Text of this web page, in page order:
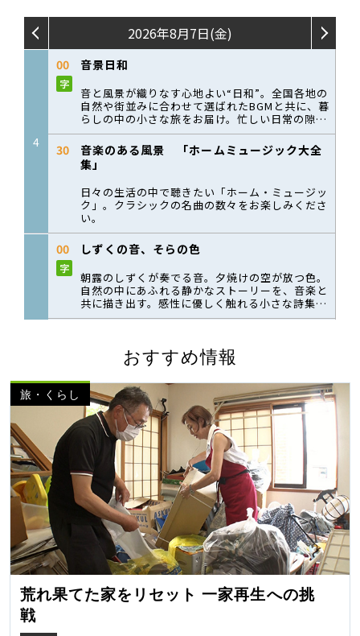
おすすめ情報
旅・くらし
荒れ果てた家をリセット 一家再生への挑
戦